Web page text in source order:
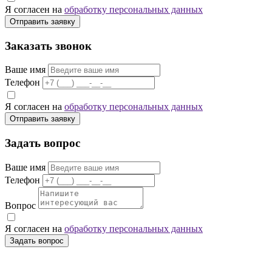
Я согласен на обработку персональных данных
Отправить заявку
Заказать звонок
Ваше имя
Телефон
Я согласен на обработку персональных данных
Отправить заявку
Задать вопрос
Ваше имя
Телефон
Вопрос
Я согласен на обработку персональных данных
Задать вопрос